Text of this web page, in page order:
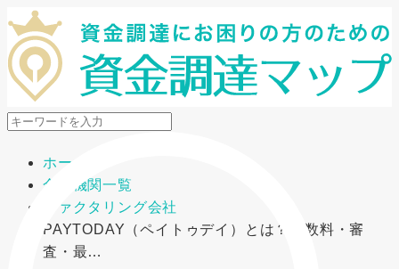
メニューを開閉
ホーム
金融機関一覧
ファクタリング会社
PAYTODAY（ペイトゥデイ）とは？手数料・審
査・最…